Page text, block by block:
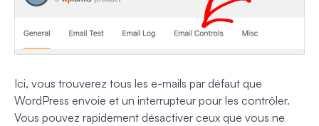
Ici, vous trouverez tous les e-mails par défaut que
WordPress envoie et un interrupteur pour les contrôler.
Vous pouvez rapidement désactiver ceux que vous ne